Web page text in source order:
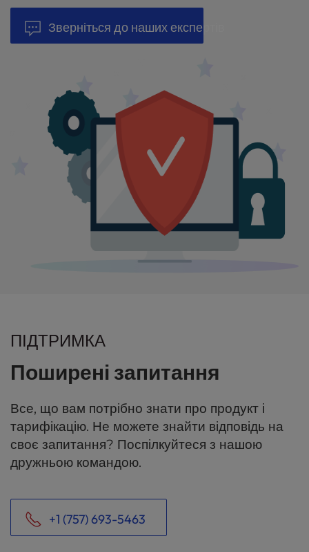
Зверніться до наших експертів
ПІДТРИМКА
Поширені запитання
Все, що вам потрібно знати про продукт і
тарифікацію. Не можете знайти відповідь на
своє запитання? Поспілкуйтеся з нашою
дружньою командою.
+1 (757) 693-5463